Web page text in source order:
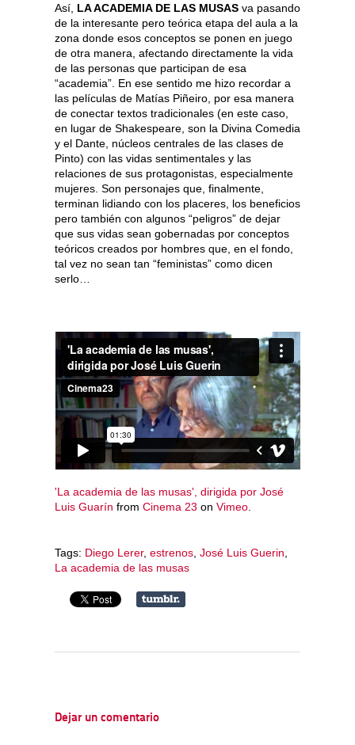
Así, LA ACADEMIA DE LAS MUSAS va pasando
de la interesante pero teórica etapa del aula a la
zona donde esos conceptos se ponen en juego
de otra manera, afectando directamente la vida
de las personas que participan de esa
“academia”. En ese sentido me hizo recordar a
las películas de Matías Piñeiro, por esa manera
de conectar textos tradicionales (en este caso,
en lugar de Shakespeare, son la Divina Comedia
y el Dante, núcleos centrales de las clases de
Pinto) con las vidas sentimentales y las
relaciones de sus protagonistas, especialmente
mujeres. Son personajes que, finalmente,
terminan lidiando con los placeres, los beneficios
pero también con algunos “peligros” de dejar
que sus vidas sean gobernadas por conceptos
teóricos creados por hombres que, en el fondo,
tal vez no sean tan “feministas” como dicen
serlo…
'La academia de las musas', dirigida por José
Luis Guarín from Cinema 23 on Vimeo
Tags: Diego Lerer, estrenos José Luis Guerin
La academia de las musas
Dejar un comentario